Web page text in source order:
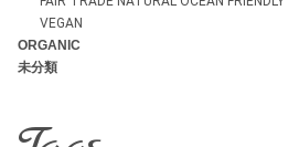
VEGAN
ORGANIC
未分類